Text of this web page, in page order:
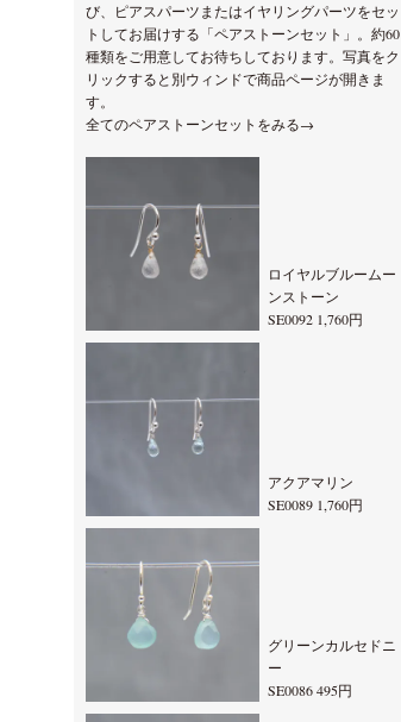
び、ピアスパーツまたはイヤリングパーツをセッ
トしてお届けする「ペアストーンセット」。約60
種類をご用意してお待ちしております。写真をク
リックすると別ウィンドで商品ページが開きま
す。
全てのペアストーンセットをみる→
ロイヤルブルームー
ンストーン
SE0092 1,760円
アクアマリン
SE0089 1,760円
グリーンカルセドニ
ー
SE0086 495円